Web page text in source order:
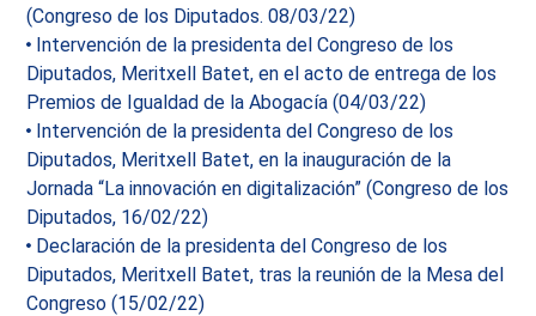
(Congreso de los Diputados. 08/03/22)
Intervención de la presidenta del Congreso de los
Diputados, Meritxell Batet, en el acto de entrega de los
Premios de Igualdad de la Abogacía (04/03/22)
Intervención de la presidenta del Congreso de los
Diputados, Meritxell Batet, en la inauguración de la
Jornada “La innovación en digitalización” (Congreso de los
Diputados, 16/02/22)
Declaración de la presidenta del Congreso de los
Diputados, Meritxell Batet, tras la reunión de la Mesa del
Congreso (15/02/22)